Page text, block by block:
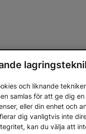
och liknande
samlas för att ge dig
eller din enhet och
dig vanligtvis inte
kan du välja att